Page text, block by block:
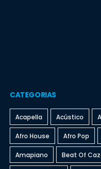
CATEGORIAS
Acapella Acústico
Afro House Afro Pop
Amapiano Beat Of